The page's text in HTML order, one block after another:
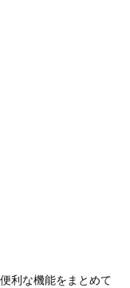
便利な機能をまとめて